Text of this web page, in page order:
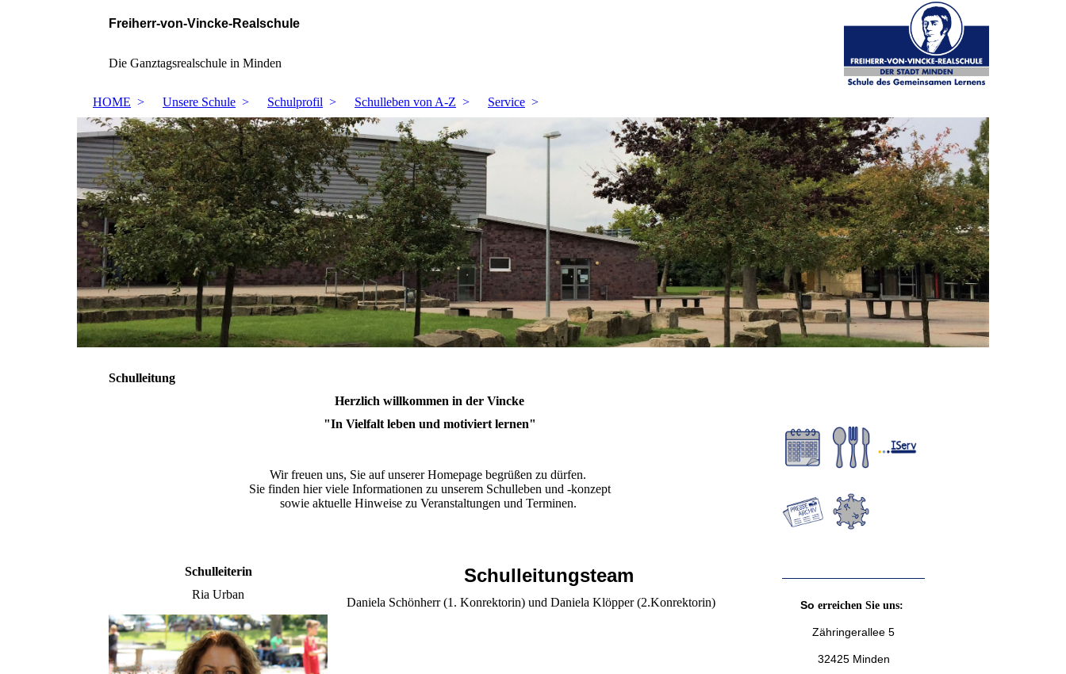
Freiherr-von-Vincke-Realschule
Die Ganztagsrealschule in Minden
HOME Unsere Schule Schulprofil Schulleben von A-Z Service
Schulleitung
Herzlich willkommen in der Vincke
"In Vielfalt leben und motiviert lernen"
Wir freuen uns, Sie auf unserer Homepage begrüßen zu dürfen.
Sie finden hier viele Informationen zu unserem Schulleben und -konzept
sowie aktuelle Hinweise zu Veranstaltungen und Terminen.
Schulleiterin
Ria Urban
Schulleitungsteam
Daniela Schönherr (1. Konrektorin) und Daniela Klöpper (2.Konrektorin) So erreichen Sie uns:
Zähringerallee 5
32425 Minden